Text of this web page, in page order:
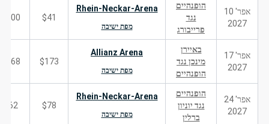
אפר' 10
2027
הופנהיים
נגד
פרייבורג
Rhein-Neckar-Arena
מפת ישיבה
$41
200
אפר' 17
2027
באיירן
מינכן נגד
הופנהיים
Allianz Arena
מפת ישיבה
$173
668
אפר' 24
2027
הופנהיים
נגד יוניון
ברלין
Rhein-Neckar-Arena
מפת ישיבה
$78
62